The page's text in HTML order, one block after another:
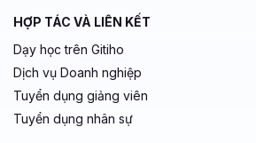
HỢP TÁC VÀ LIÊN KẾT
Dạy học trên Gitiho
Dịch vụ Doanh nghiệp
Tuyển dụng giảng viên
Tuyển dụng nhân sự